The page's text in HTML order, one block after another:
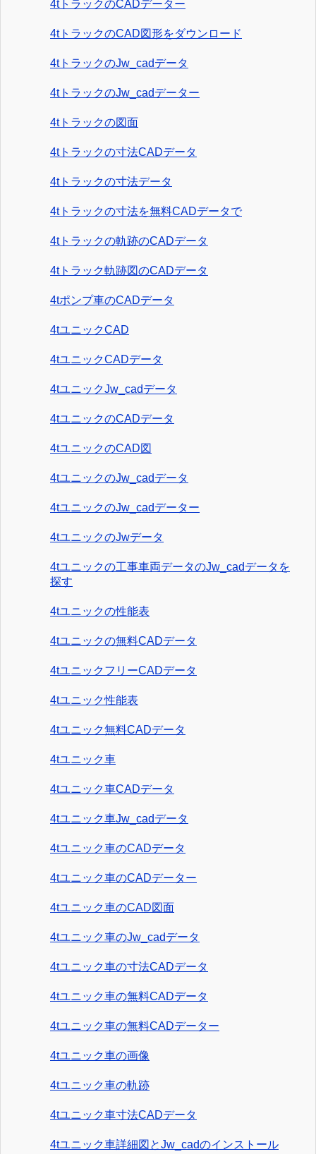
4tトラックのCADデーター
4tトラックのCAD図形をダウンロード
4tトラックのJw_cadデータ
4tトラックのJw_cadデーター
4tトラックの図面
4tトラックの寸法CADデータ
4tトラックの寸法データ
4tトラックの寸法を無料CADデータで
4tトラックの軌跡のCADデータ
4tトラック軌跡図のCADデータ
4tポンプ車のCADデータ
4tユニックCAD
4tユニックCADデータ
4tユニックJw_cadデータ
4tユニックのCADデータ
4tユニックのCAD図
4tユニックのJw_cadデータ
4tユニックのJw_cadデーター
4tユニックのJwデータ
4tユニックの工事車両データのJw_cadデータを
探す
4tユニックの性能表
4tユニックの無料CADデータ
4tユニックフリーCADデータ
4tユニック性能表
4tユニック無料CADデータ
4tユニック車
4tユニック車CADデータ
4tユニック車Jw_cadデータ
4tユニック車のCADデータ
4tユニック車のCADデーター
4tユニック車のCAD図面
4tユニック車のJw_cadデータ
4tユニック車の寸法CADデータ
4tユニック車の無料CADデータ
4tユニック車の無料CADデーター
4tユニック車の画像
4tユニック車の軌跡
4tユニック車寸法CADデータ
4tユニック車詳細図とJw_cadのインストール